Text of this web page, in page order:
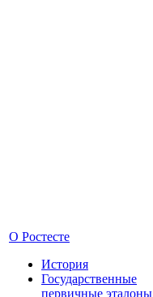
О Ростесте
История
Государственные
первичные эталоны